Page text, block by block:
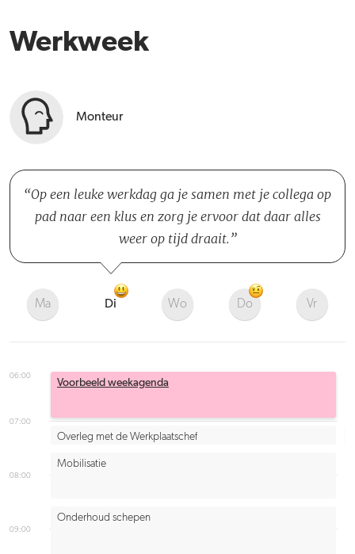
Werkweek
Monteur
Op een leuke werkdag ga je samen met je collega op
pad naar een klus en zorg je ervoor dat daar alles
weer op tijd draait.
Ma Di Wo Do Vr
06:00
07:00
08:00
09:00
Voorbeeld weekagenda
Overleg met de Werkplaatschef
Onderhoud schepen
Mobilisatie